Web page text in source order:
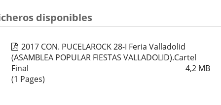
disponibles
2017 CON. PUCELAROCK 28-I Feria Valladolid
(ASAMBLEA POPULAR FIESTAS VALLADOLID).Cartel
Final
4,2 MB
(1 Pages)